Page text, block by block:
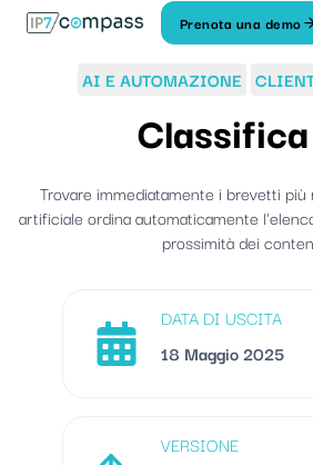
Prenota una demo
AI E AUTOMAZIONE
Trovare immediatamente i brevetti più
artificiale ordina automaticamente
prossimità dei
DATA DI USCITA
18 Maggio 2025
VERSIONE